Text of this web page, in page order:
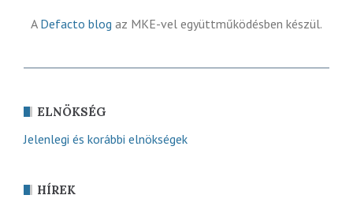
A Defacto blog az MKE-vel együttműködésben készül.
ELNÖKSÉG
Jelenlegi és korábbi elnökségek
HÍREK